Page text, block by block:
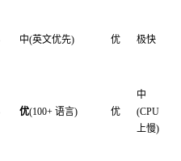
中(英文优先) 优 极快
优(100+ 语言) 优
中
(CPU
上慢)